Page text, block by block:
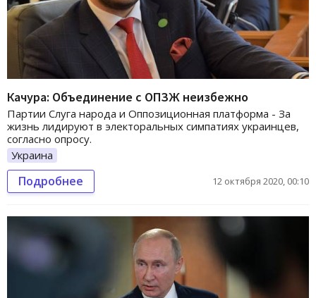
Качура: Объединение с ОПЗЖ неизбежно
Партии Слуга народа и Оппозиционная платформа - За
жизнь лидируют в электоральных симпатиях украинцев,
согласно опросу.
Украина
Подробнее 12 октября 2020, 00:10